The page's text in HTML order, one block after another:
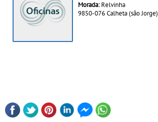
Morada: Relvinha
9850-076 Calheta (são Jorge)